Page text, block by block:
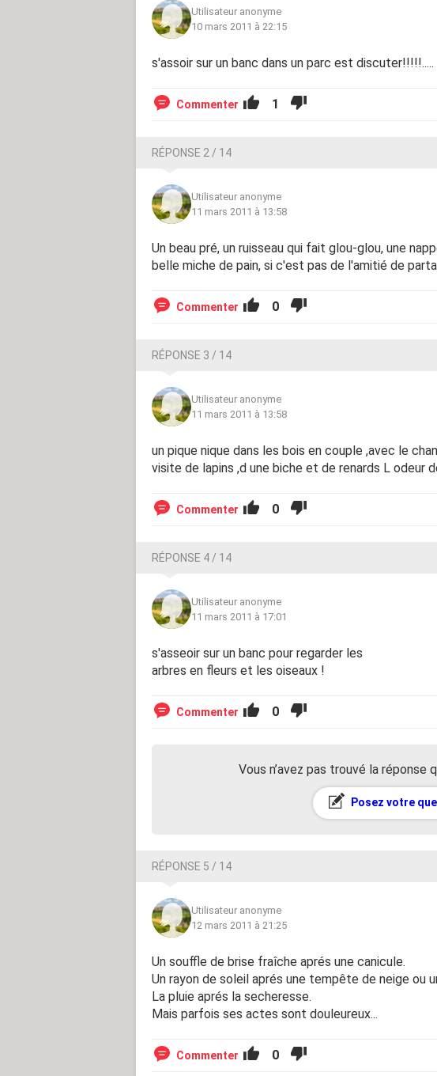
Utilisateur anonyme
10 mars 2011 à 22:15
s'assoir sur un banc dans un parc est discuter!!!!!.....
Commenter 1
RÉPONSE 2 / 14
Utilisateur anonyme
11 mars 2011 à 13:58
Un beau pré, un ruisseau qui fait glou-glou, une
belle miche de pain, si c'est pas de l'amitié de
Commenter 0
RÉPONSE 3 / 14
Utilisateur anonyme
11 mars 2011 à 13:58
un pique nique dans les bois en couple ,avec le
visite de lapins ,d une biche et de renards L odeur
Commenter 0
RÉPONSE 4 / 14
Utilisateur anonyme
11 mars 2011 à 17:01
s'asseoir sur un banc pour regarder les
arbres en fleurs et les oiseaux !
Commenter 0
Vous n’avez pas trouvé la réponse
Posez votre
RÉPONSE 5 / 14
Utilisateur anonyme
12 mars 2011 à 21:25
Un souffle de brise fraîche aprés une canicule.
Un rayon de soleil aprés une tempête de neige ou
La pluie aprés la secheresse.
Mais parfois ses actes sont douleureux...
Commenter 0